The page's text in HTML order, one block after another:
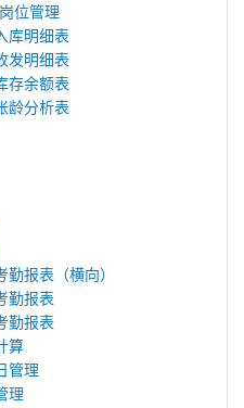
位管理
库明细表
发明细表
存余额表
龄分析表
报表（横向）
勤报表
勤报表
算
管理
理